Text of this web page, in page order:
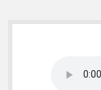
Sidebar